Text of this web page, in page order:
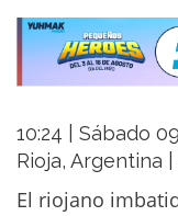
10:24 | Sábado
Rioja, Argentina
El riojano